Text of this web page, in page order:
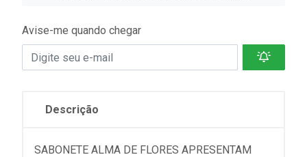
Avise-me quando chegar
Descrição
SABONETE ALMA DE FLORES APRESENTAM